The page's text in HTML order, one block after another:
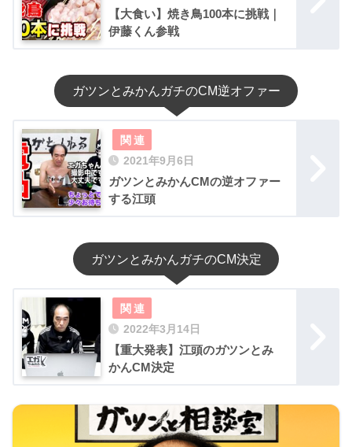
【大食い】焼き鳥100本に挑戦｜
伊藤くん参戦
ガツンとみかんガチのCM逆オファー
2021年9月6日
ガツンとみかんCMの逆オファー
する江頭
ガツンとみかんガチのCM決定
2022年3月14日
【重大発表】江頭のガツンとみ
かんCM決定